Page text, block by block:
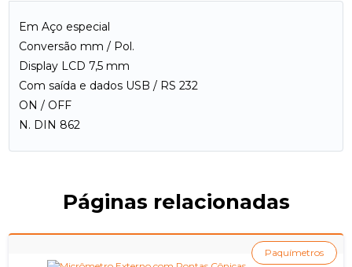
Em Aço especial
Conversão mm / Pol.
Display LCD 7,5 mm
Com saída e dados USB / RS 232
ON / OFF
N. DIN 862
Páginas relacionadas
Paquímetros